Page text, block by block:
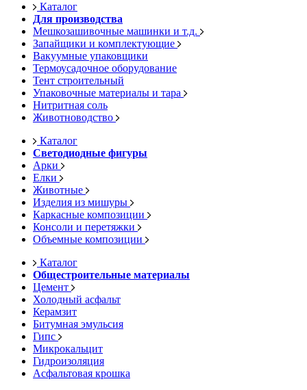
Каталог
Для производства
Мешкозашивочные машинки и т.д.
Запайщики и комплектующие
Вакуумные упаковщики
Термоусадочное оборудование
Тент строительный
Упаковочные материалы и тара
Нитритная соль
Животноводство
Каталог
Светодиодные фигуры
Арки
Елки
Животные
Изделия из мишуры
Каркасные композиции
Консоли и перетяжки
Объемные композиции
Каталог
Общестроительные материалы
Цемент
Холодный асфальт
Керамзит
Битумная эмульсия
Гипс
Микрокальцит
Гидроизоляция
Асфальтовая крошка